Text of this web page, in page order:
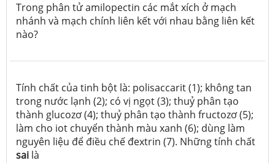
Trong phân tử amilopectin các mắt xích ở mạch
nhánh và mạch chính liên kết với nhau bằng liên kết
nào?
Tính chất của tinh bột là: polisaccarit (1); không tan
trong nước lạnh (2); có vị ngọt (3); thuỷ phân tạo
thành glucozơ (4); thuỷ phân tạo thành fructozơ (5);
làm cho iot chuyển thành màu xanh (6); dùng làm
nguyên liệu để điều chế đextrin (7). Những tính chất
sai là